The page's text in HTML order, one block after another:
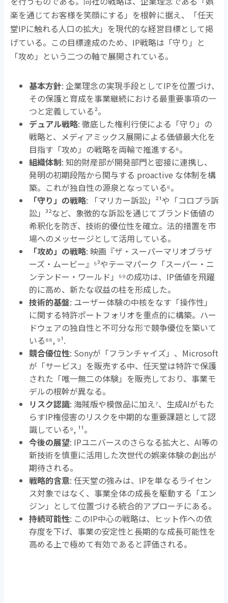
楽を通じてお客様を笑顔にする」を根幹に据え、「任天
堂IPに触れる人口の拡大」を現代的な経営目標として掲
げている。この目標達成のため、 IP戦略は「守り」と
「攻め」という二つの軸で展開されている。
基本方針: 企業理念の実現手段としてIPを位置づけ、
その保護と育成を事業継続における最重要事項の一
つと定義している²。
デュアル戦略: 徹底した権利行使による「守り」の
戦略と、メディアミックス展開による価値最大化を
目指す「攻め」の戦略を両輪で推進する⁶。
組織体制: 知的財産部が開発部門と密接に連携し、
発明の初期段階から関与する proactive な体制を構
築。これが独自性の源泉となっている⁶。
「守り」の戦略: 「マリカー訴訟」 ²¹や「コロプラ訴
訟」 ³²など、象徴的な訴訟を通じてブランド価値の
希釈化を防ぎ、技術的優位性を確立。法的措置を市
場へのメッセージとして活用している。
「攻め」の戦略: 映画『ザ・スーパーマリオブラザ
ーズ・ムービー』 ⁵³やテーマパーク「スーパー・ニ
ンテンドー・ワールド」 ⁵⁹の成功は、 IP価値を飛躍
的に高め、新たな収益の柱を形成した。
技術的基盤: ユーザー体験の中核をなす「操作性」
に関する特許ポートフォリオを重点的に構築。ハー
ドウェアの独自性と不可分な形で競争優位を築いて
いる⁸⁸, ⁹¹.
競合優位性: Sonyが「フランチャイズ」、 Microsoft
が「サービス」を販売する中、任天堂は特許で保護
された「唯一無二の体験」を販売しており、事業モ
デルの根幹が異なる。
リスク認識: 海賊版や模倣品に加え⁷、生成AIがもた
らすIP権侵害のリスクを中期的な重要課題として認
識している⁹, ¹¹。
今後の展望: IPユニバースのさらなる拡大と、 AI等の
新技術を慎重に活用した次世代の娯楽体験の創出が
期待される。
戦略的含意: 任天堂の強みは、 IPを単なるライセン
ス対象ではなく、事業全体の成長を駆動する「エン
ジン」として位置づける統合的アプローチにある。
持続可能性: このIP中心の戦略は、ヒット作への依
存度を下げ、事業の安定性と長期的な成長可能性を
高める上で極めて有効であると評価される。